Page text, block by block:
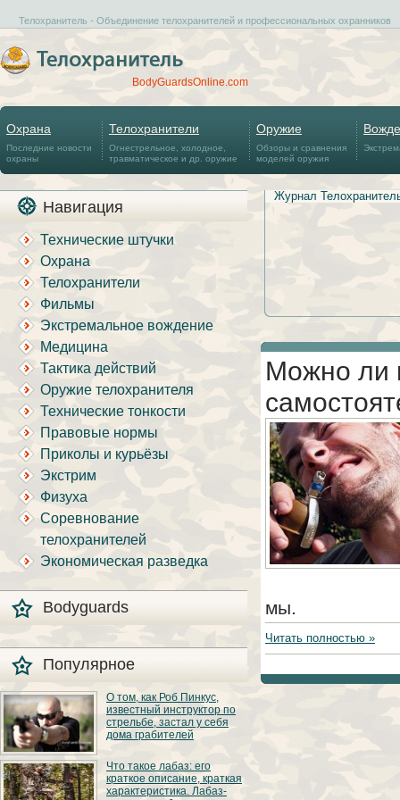
Телохранитель - Объединение телохранителей и профессиональных охранников
BodyGuardsOnline.com
Охрана
Последние новости
охраны
Телохранители
Огнестрельное, холодное,
травматическое и др. оружие
Оружие
Обзоры и сравнения
моделей оружия
Навигация
Технические штучки
Охрана
Телохранители
Фильмы
Экстремальное вождение
Медицина
Тактика действий
Оружие телохранителя
Технические тонкости
Правовые нормы
Приколы и курьёзы
Экстрим
Физуха
Соревнование
телохранителей
Экономическая разведка
Bodyguards
Популярное
О том, как Роб Пинкус,
известный инструктор по
стрельбе, застал у себя
дома грабителей
Вот вы всё говорите:
«В США круто, там
можно любого
постороннего в своём
Что такое лабаз: его
краткое описание, краткая
характеристика. Лабаз-
Журнал
Можно ли
мы.
Читать полностью »